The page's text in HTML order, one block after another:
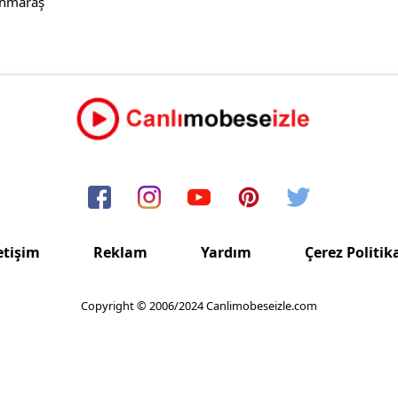
Reklam Yardım Çerez
Copyright © 2006/2024 Canlimobeseizle.com